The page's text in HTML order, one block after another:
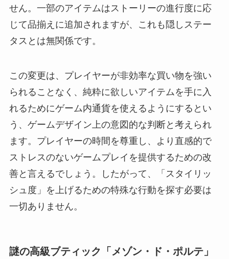
せん。一部のアイテムはストーリーの進行度に応
じて品揃えに追加されますが、これも隠しステー
タスとは無関係です。
この変更は、プレイヤーが非効率な買い物を強い
られることなく、純粋に欲しいアイテムを手に入
れるためにゲーム内通貨を使えるようにするとい
う、ゲームデザイン上の意図的な判断と考えられ
ます。プレイヤーの時間を尊重し、より直感的で
ストレスのないゲームプレイを提供するための改
善と言えるでしょう。したがって、「スタイリッ
シュ度」を上げるための特殊な行動を探す必要は
一切ありません。
謎の高級ブティック「メゾン・ド・ポルテ」